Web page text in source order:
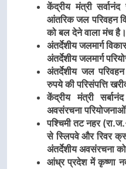
केंद्रीय मंत्री
आंतरिक जल परिवहन
को बल देने वाला मंच है।
अंतर्देशीय जलमार्ग
अंतर्देशीय जलमार्ग
अंतर्देशीय जल
रुपये की परिसंपत्ति
केंद्रीय मंत्री
अवसंरचना
पश्चिमी तट नहर
से स्लिपवे और रिवर
अंतर्देशीय अवसंरचना को
आंध्र प्रदेश में कृष्णा